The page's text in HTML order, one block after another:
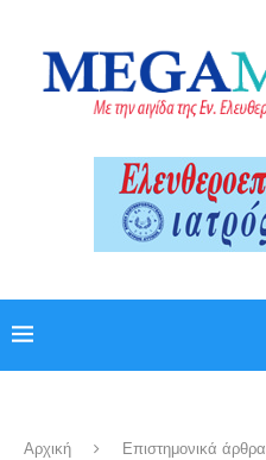
Αρχική Επιστημονικά άρθρα